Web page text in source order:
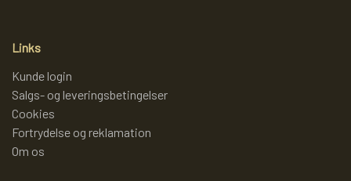
Links
Kunde login
Salgs- og leveringsbetingelser
Cookies
Fortrydelse og reklamation
Om os